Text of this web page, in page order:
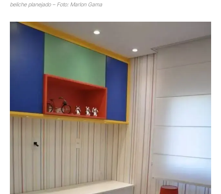
beliche planejado – Foto: Marlon Gama